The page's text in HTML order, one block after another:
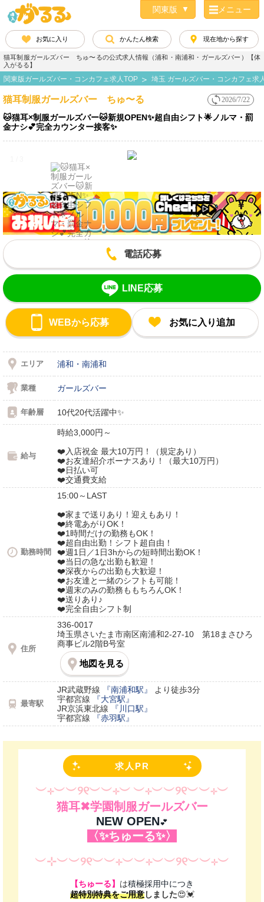
メニュー
お気に入り かんたん検索 現在地から探す
猫耳制服ガールズバー ちゅ〜るの公式求人情報（浦和・南浦和・ガールズバー）【体
入がるる】
関東版ガールズバー・コンカフェ求人TOP 埼玉 ガールズバー・コンカフェ求
2026/7/22
猫耳制服ガールズバー ちゅ〜る
🐱猫耳×制服ガールズバー🐱新規OPEN✨超自由シフト🌟ノルマ・罰
金ナシ💕完全カウンター接客✨
電話応募
LINE応募
WEBから応募 お気に入り追加
エリア 浦和・南浦和
業種 ガールズバー
年齢層 10代20代活躍中✨
給与
時給3,000円～
❤️入店祝金 最大10万円！（規定あり）
❤️お友達紹介ボーナスあり！（最大10万円）
❤️日払い可
❤️交通費支給
勤務時間
15:00～LAST
❤️家まで送りあり！迎えもあり！
❤️終電あがりOK！
❤️1時間だけの勤務もOK！
❤️超自由出勤！シフト超自由！
❤️週1日／1日3hからの短時間出勤OK！
❤️当日の急な出勤も歓迎！
❤️深夜からの出勤も大歓迎！
❤️お友達と一緒のシフトも可能！
❤️週末のみの勤務ももちろんOK！
❤️送りあり♪
❤️完全自由シフト制
住所
336-0017
埼玉県さいたま市南区南浦和2-27-10 第18まさひろ
商事ビル2階B号室
地図を見る
最寄駅
JR武蔵野線 『南浦和駅』
より徒歩3分
宇都宮線
『大宮駅』
JR京浜東北線
『川口駅』
宇都宮線
『赤羽駅』
求人PR
︶⊹︶︶୨୧︶︶⊹︶ ︶⊹︶︶୨୧︶︶⊹︶
猫耳✖︎学園制服ガールズバー
NEW OPEN💕
〈✨ちゅーる✨〉
︶⊹︶︶୨୧︶︶⊹︶︶⊹︶︶୨୧︶︶⊹︶
【ちゅーる】 は積極採用中につき
超特別特典をご用意しました😍💓